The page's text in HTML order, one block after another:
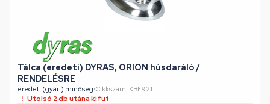
Tálca (eredeti) DYRAS, ORION húsdaráló /
RENDELÉSRE
eredeti (gyári) minőség•Cikkszám: KBE921
Utolsó 2 db utána kifut